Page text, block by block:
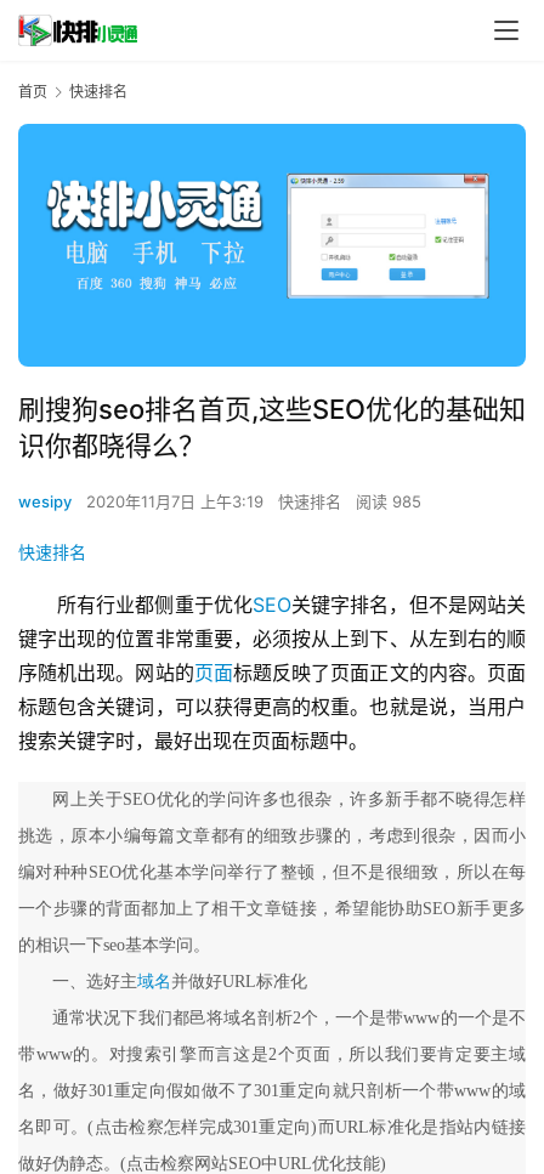
首页 快速排名
刷搜狗seo排名首页,这些SEO优化的基础知
识你都晓得么？
wesipy 2020年11月7日 上午3:19 快速排名 阅读 985
快速排名
所有行业都侧重于优化SEO关键字排名，但不是网站关
键字出现的位置非常重要，必须按从上到下、从左到右的顺
序随机出现。网站的页面标题反映了页面正文的内容。页面
标题包含关键词，可以获得更高的权重。也就是说，当用户
搜索关键字时，最好出现在页面标题中。
网上关于SEO优化的学问许多也很杂，许多新手都不晓得怎样
挑选，原本小编每篇文章都有的细致步骤的，考虑到很杂，因而小
编对种种SEO优化基本学问举行了整顿，但不是很细致，所以在每
一个步骤的背面都加上了相干文章链接，希望能协助SEO新手更多
的相识一下seo基本学问。
一、选好主域名 并做好URL标准化
通常状况下我们都邑将域名剖析2个，一个是带www的一个是不
带www的。对搜索引擎而言这是2个页面，所以我们要肯定要主域
名，做好301重定向假如做不了301重定向就只剖析一个带www的域
名即可。(点击检察怎样完成301重定向)而URL标准化是指站内链接
做好伪静态。(点击检察网站SEO中URL优化技能)